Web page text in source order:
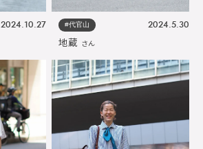
2024.10.27 #代官山 2024.5.30
地蔵 さん